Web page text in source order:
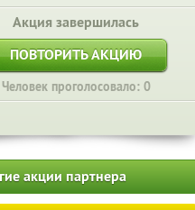
Акция завершилась
ПОВТОРИТЬ АКЦИЮ
Человек проголосовало: 0
акции партнера